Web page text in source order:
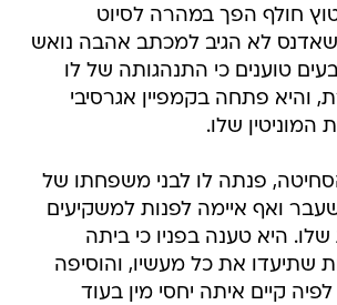
טוענים כי התנהגותה של לו
והיא פתחה בקמפיין אגרסיבי
המוניטין שלו.
פנתה לו לבני משפחתו של
היא טענה בפניו כי ביתה
שתיעדו את כל מעשיו, והוסיפה
קיים איתה יחסי מין בעוד
חוסר כשירות נפשית. בכתב
איימה ששותפיו העסקיים ילמדו